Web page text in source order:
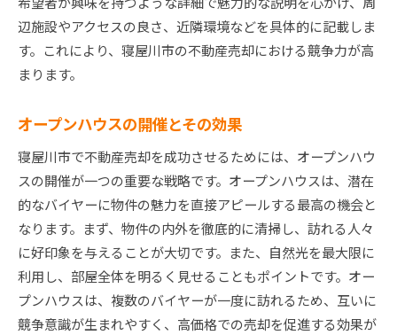
辺施設やアクセスの良さ、近隣環境などを具体的に記載しま
す。これにより、寝屋川市の不動産売却における競争力が高
まります。
オープンハウスの開催とその効果
寝屋川市で不動産売却を成功させるためには、オープンハウ
スの開催が一つの重要な戦略です。オープンハウスは、潜在
的なバイヤーに物件の魅力を直接アピールする最高の機会と
なります。まず、物件の内外を徹底的に清掃し、訪れる人々
に好印象を与えることが大切です。また、自然光を最大限に
利用し、部屋全体を明るく見せることもポイントです。オー
プンハウスは、複数のバイヤーが一度に訪れるため、互いに
競争意識が生まれやすく、高価格での売却を促進する効果が